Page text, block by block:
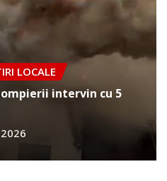
LOCALE
intervin cu 5